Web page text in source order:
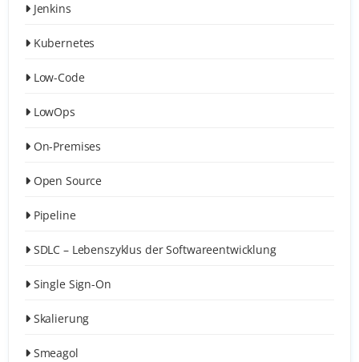
Jenkins
Kubernetes
Low-Code
LowOps
On-Premises
Open Source
Pipeline
SDLC – Lebenszyklus der Softwareentwicklung
Single Sign-On
Skalierung
Smeagol